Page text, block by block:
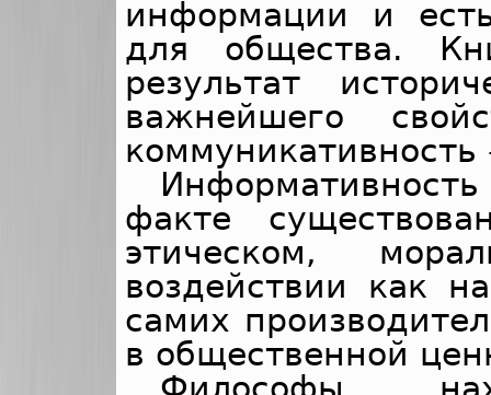
информации и
для общества.
результат
важнейшего
факте
этическом,
воздействии как
самих
в общественной
Философы